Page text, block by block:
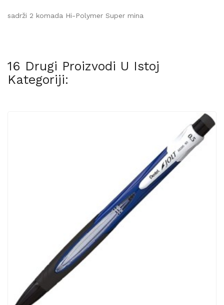
sadrži 2 komada Hi-Polymer Super mina
16 Drugi Proizvodi U Istoj
Kategoriji: